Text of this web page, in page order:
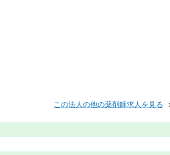
この法人の他の薬剤師求人を見る